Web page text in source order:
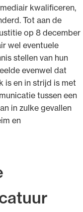
kwalificeren,
Tot aan de
op 8 december
wel eventuele
stellen van hun
evenwel dat
is en in strijd is met
tussen een
in zulke gevallen
en